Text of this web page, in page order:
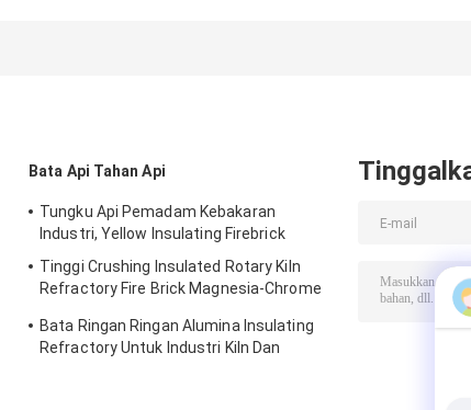
Bata Api Tahan Api
Tungku Api Pemadam Kebakaran
Industri, Yellow Insulating Firebrick
Tinggi Crushing Insulated Rotary Kiln
Refractory Fire Brick Magnesia-Chrome
Bata Ringan Ringan Alumina Insulating
Refractory Untuk Industri Kiln Dan